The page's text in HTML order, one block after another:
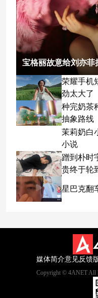
宝格丽故意给刘亦菲
荣耀手机
劲太大了
种完奶茶
抽象路线
茉莉奶白
小说
蹭到朴时
贵终于轮
星巴克翻
媒体简介意见反馈
Copyright © 4ANET All